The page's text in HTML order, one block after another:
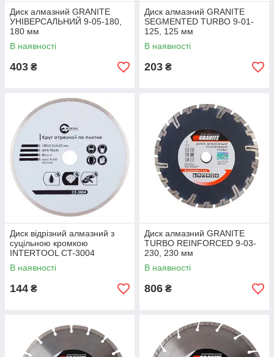
Диск алмазний GRANITE
УНІВЕРСАЛЬНИЙ 9-05-180,
180 мм
В наявності
403 ₴
Диск алмазний GRANITE
SEGMENTED TURBO 9-01-
125, 125 мм
В наявності
203 ₴
Диск відрізний алмазний з
суцільною кромкою
INTERTOOL CT-3004
В наявності
144 ₴
Диск алмазний GRANITE
TURBO REINFORCED 9-03-
230, 230 мм
В наявності
806 ₴